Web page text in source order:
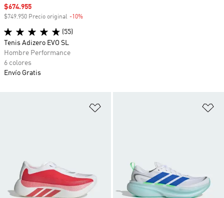
Precio de venta
$674.955
$749.950 Precio original -10%
(55)
Tenis Adizero EVO SL
Hombre Performance
6 colores
Envío Gratis